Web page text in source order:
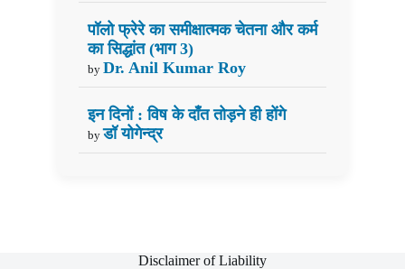
पॉलो फ्रेरे का समीक्षात्मक चेतना और कर्म
का सिद्धांत (भाग 3)
by Dr. Anil Kumar Roy
इन दिनों : विष के दाँत तोड़ने ही होंगे
by डॉ योगेन्द्र
Disclaimer of Liability